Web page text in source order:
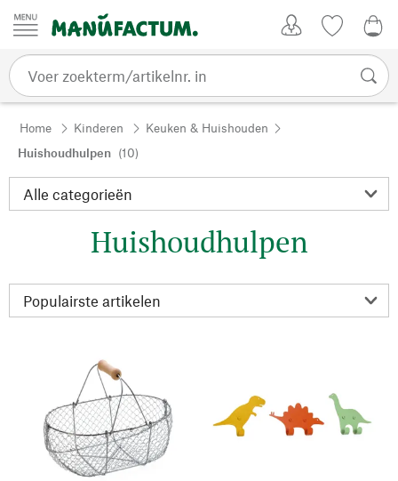
Passer au contenu
Home Kinderen
Keuken & Huishouden
Huishoudhulpen (10)
Huishoudhulpen